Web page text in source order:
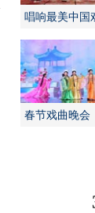
唱响最美中国
春节戏曲晚会